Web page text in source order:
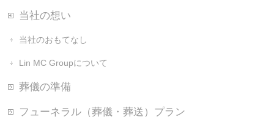
当社の想い
当社のおもてなし
Lin MC Groupについて
葬儀の準備
フューネラル（葬儀・葬送）プラン